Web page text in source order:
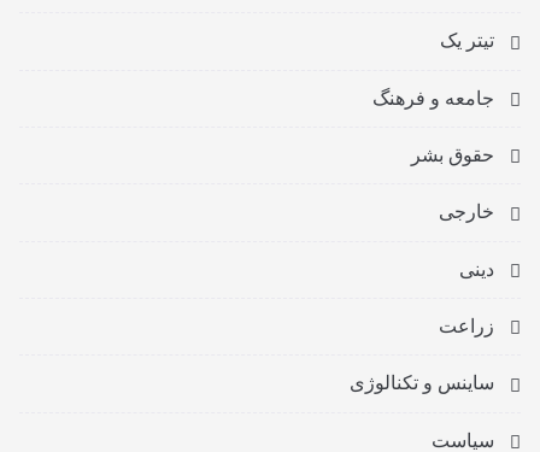
تیتر یک
جامعه و فرهنگ
حقوق بشر
خارجی
دینی
زراعت
ساینس و تکنالوژی
سیاست